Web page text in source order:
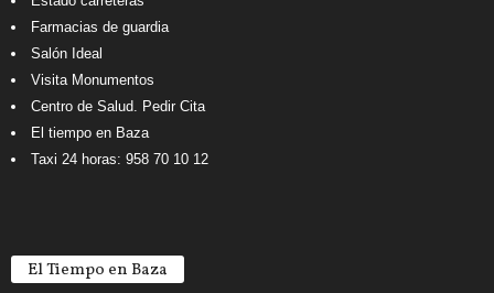
Farmacias de guardia
Salón Ideal
Visita Monumentos
Centro de Salud. Pedir Cita
El tiempo en Baza
Taxi 24 horas: 958 70 10 12
El Tiempo en Baza